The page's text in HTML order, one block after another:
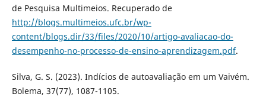
de Pesquisa Multimeios. Recuperado de
http://blogs.multimeios.ufc.br/wp-
content/blogs.dir/33/files/2020/10/artigo-avaliacao-do-
desempenho-no-processo-de-ensino-aprendizagem.pdf.
Silva, G. S. (2023). Indícios de autoavaliação em um Vaivém.
Bolema, 37(77), 1087-1105.